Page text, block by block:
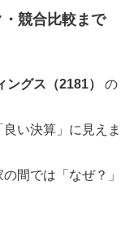
競合比較まで
グス（2181）
の
い決算」に見えま
間では「なぜ？」